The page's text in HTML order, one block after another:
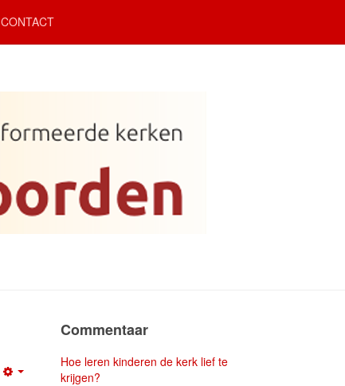
CONTACT
Commentaar
Hoe leren kinderen de kerk lief te
krijgen?